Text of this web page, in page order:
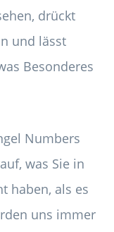
drückt
und lässt
Besonderes
Numbers
was Sie in
haben, als es
uns immer